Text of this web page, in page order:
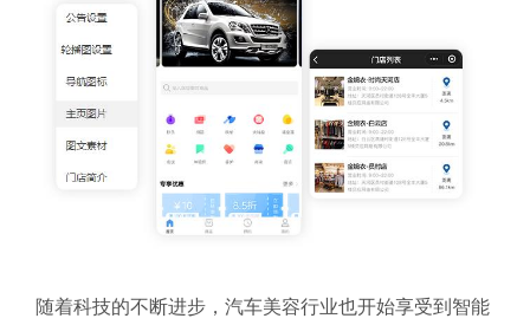
随着科技的不断进步，汽车美容行业也开始享受到智能